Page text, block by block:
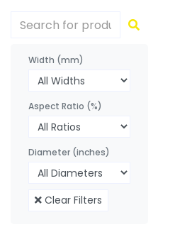
Width (mm)
Aspect Ratio (%)
Diameter (inches)
Clear Filters